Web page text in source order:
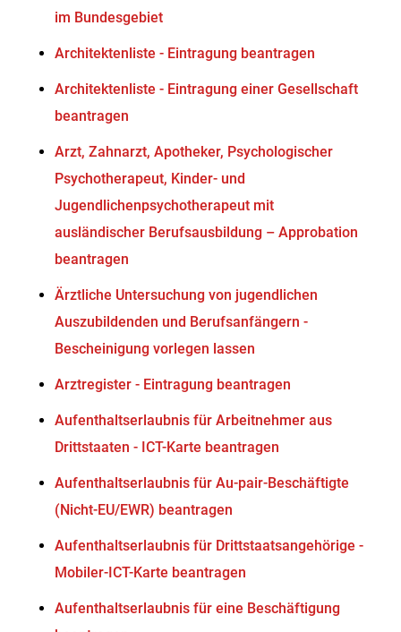
im Bundesgebiet
Architektenliste - Eintragung beantragen
Architektenliste - Eintragung einer Gesellschaft
beantragen
Arzt, Zahnarzt, Apotheker, Psychologischer
Psychotherapeut, Kinder- und
Jugendlichenpsychotherapeut mit
ausländischer Berufsausbildung – Approbation
beantragen
Ärztliche Untersuchung von jugendlichen
Auszubildenden und Berufsanfängern -
Bescheinigung vorlegen lassen
Arztregister - Eintragung beantragen
Aufenthaltserlaubnis für Arbeitnehmer aus
Drittstaaten - ICT-Karte beantragen
Aufenthaltserlaubnis für Au-pair-Beschäftigte
(Nicht-EU/EWR) beantragen
Aufenthaltserlaubnis für Drittstaatsangehörige -
Mobiler-ICT-Karte beantragen
Aufenthaltserlaubnis für eine Beschäftigung